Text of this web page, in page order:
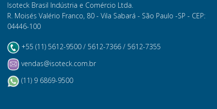
Isoteck Brasil Indústria e Comércio Ltda.
R. Moisés Valério Franco, 80 - Vila Sabará - São Paulo -SP - CEP:
04446-100
+55 (11) 5612-9500 / 5612-7366 / 5612-7355
vendas@isoteck.com.br
(11) 9 6869-9500